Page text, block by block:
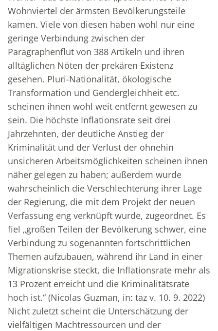
Wohnviertel der ärmsten Bevölkerungsteile
kamen. Viele von diesen haben wohl nur eine
geringe Verbindung zwischen der
Paragraphenflut von 388 Artikeln und ihren
alltäglichen Nöten der prekären Existenz
gesehen. Pluri-Nationalität, ökologische
Transformation und Gendergleichheit etc.
scheinen ihnen wohl weit entfernt gewesen zu
sein. Die höchste Inflationsrate seit drei
Jahrzehnten, der deutliche Anstieg der
Kriminalität und der Verlust der ohnehin
unsicheren Arbeitsmöglichkeiten scheinen ihnen
näher gelegen zu haben; außerdem wurde
wahrscheinlich die Verschlechterung ihrer Lage
der Regierung, die mit dem Projekt der neuen
Verfassung eng verknüpft wurde, zugeordnet. Es
fiel „großen Teilen der Bevölkerung schwer, eine
Verbindung zu sogenannten fortschrittlichen
Themen aufzubauen, während ihr Land in einer
Migrationskrise steckt, die Inflationsrate mehr als
13 Prozent erreicht und die Kriminalitätsrate
hoch ist.“ (Nicolas Guzman, in: taz v. 10. 9. 2022)
Nicht zuletzt scheint die Unterschätzung der
vielfältigen Machtressourcen und der